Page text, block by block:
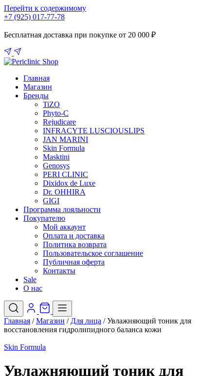
Перейти к содержимому
+7 (925) 017-77-78
Бесплатная доставка при покупке от 20 000 ₽
Главная
Магазин
Бренды
TiZO
Phyto-C
Rejudicare
INFRACYTE LUSCIOUSLIPS
JAN MARINI
Skin Formula
Masktini
Genosys
PERI CLINIC
Dixidox de Luxe
Dr. OHHIRA
GIGI
Программа лояльности
Покупателю
Мой аккаунт
Оплата и доставка
Политика возврата
Пользовательское соглашение
Публичная оферта
Контакты
Sale
О нас
Главная / Магазин / Для лица /Увлажняющий тоник для
восстановления гидролипидного баланса кожи
Skin Formula
Увлажняющий тоник для